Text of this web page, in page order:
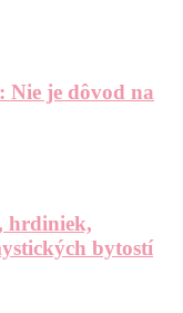
Nie je dôvod na
hrdiniek,
bytostí